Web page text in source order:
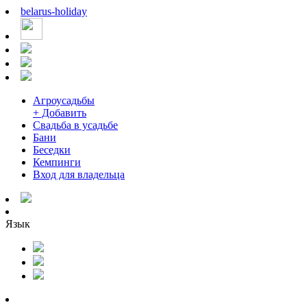
belarus-holiday
Агроусадьбы
+ Добавить
Свадьба в усадьбе
Бани
Беседки
Кемпинги
Вход для владельца
Язык